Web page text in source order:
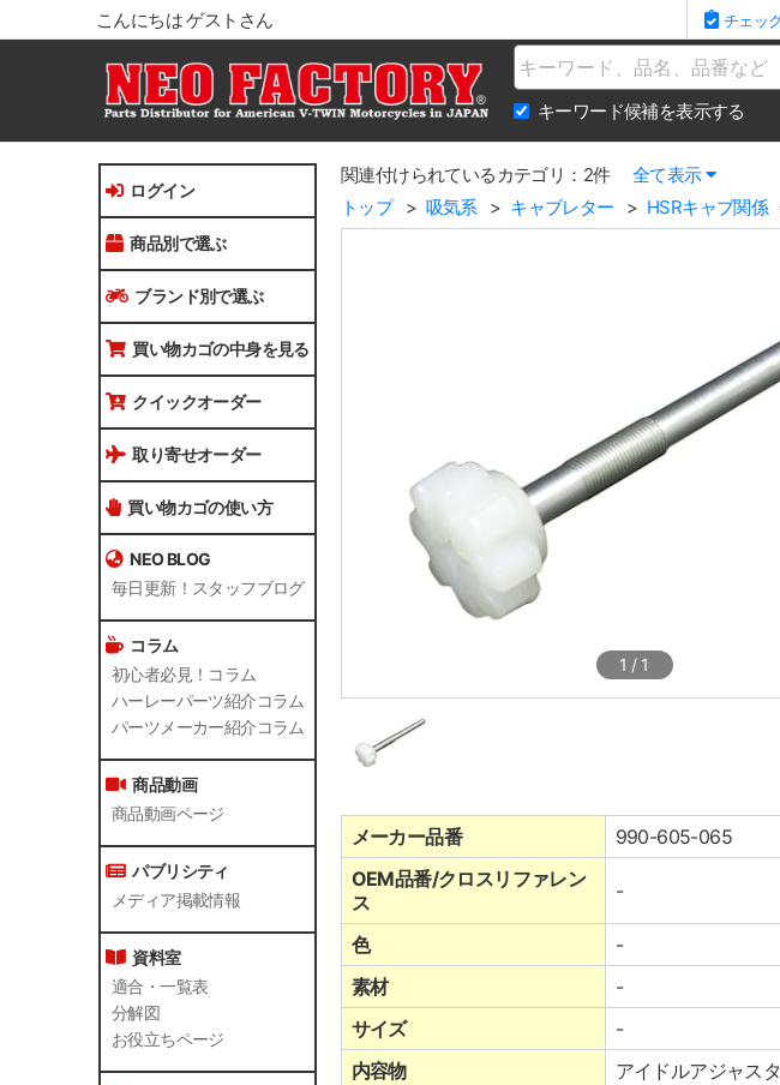
こんにちは ゲストさん チェッ
Name
キーワード候補を表示する
ログイン
商品別で選ぶ
ブランド別で選ぶ
買い物カゴの中身を見る
クイックオーダー
取り寄せオーダー
買い物カゴの使い方
NEO BLOG
毎日更新！スタッフブログ
コラム
初心者必見！コラム
ハーレーパーツ紹介コラム
パーツメーカー紹介コラム
商品動画
商品動画ページ
パブリシティ
メディア掲載情報
資料室
適合・一覧表
分解図
お役立ちページ
関連付けられているカテゴリ：2件
全て表示
トップ
吸気系 キャブレター HSRキャブ関係
1 / 1
メーカー品番
990-605-065
OEM品番/クロスリファレン
ス
-
色
-
素材
-
サイズ
-
内容物
アイドルアジャス